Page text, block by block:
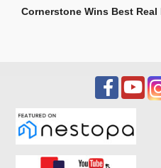
Cornerstone Wins Best Real